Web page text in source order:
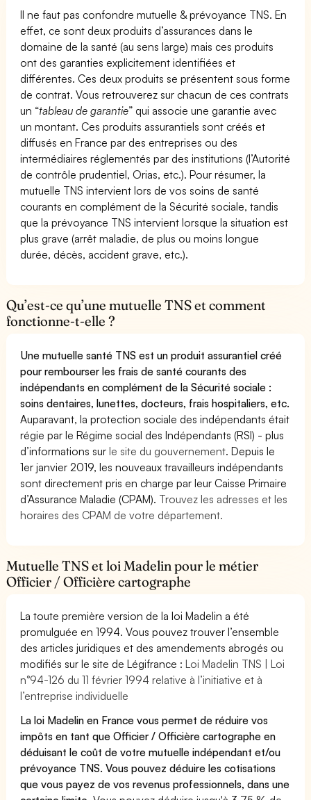
Il ne faut pas confondre mutuelle & prévoyance TNS. En
effet, ce sont deux produits d’assurances dans le
domaine de la santé (au sens large) mais ces produits
ont des garanties explicitement identifiées et
différentes. Ces deux produits se présentent sous forme
de contrat. Vous retrouverez sur chacun de ces contrats
un “tableau de garantie” qui associe une garantie avec
un montant. Ces produits assurantiels sont créés et
diffusés en France par des entreprises ou des
intermédiaires réglementés par des institutions (l’Autorité
de contrôle prudentiel, Orias, etc.). Pour résumer, la
mutuelle TNS intervient lors de vos soins de santé
courants en complément de la Sécurité sociale, tandis
que la prévoyance TNS intervient lorsque la situation est
plus grave (arrêt maladie, de plus ou moins longue
durée, décès, accident grave, etc.).
Qu’est-ce qu’une mutuelle TNS et comment
fonctionne-t-elle ?
Une mutuelle santé TNS est un produit assurantiel créé
pour rembourser les frais de santé courants des
indépendants en complément de la Sécurité sociale :
soins dentaires, lunettes, docteurs, frais hospitaliers, etc.
Auparavant, la protection sociale des indépendants était
régie par le Régime social des Indépendants (RSI) - plus
d’informations surle site du gouvernement. Depuis le
1er janvier 2019, les nouveaux travailleurs indépendants
sont directement pris en charge par leur Caisse Primaire
d’Assurance Maladie (CPAM). Trouvez les adresses et les
horaires des CPAM de votre département.
Mutuelle TNS et loi Madelin pour le métier
Officier / Officière cartographe
La toute première version de la loi Madelin a été
promulguée en 1994. Vous pouvez trouver l’ensemble
des articles juridiques et des amendements abrogés ou
modifiés sur le site de Légifrance :Loi Madelin TNS | Loi
n°94-126 du 11 février 1994 relative à l’initiative et à
l’entreprise individuelle
La loi Madelin en France vous permet de réduire vos
impôts en tant que Officier / Officière cartographe en
déduisant le coût de votre mutuelle indépendant et/ou
prévoyance TNS. Vous pouvez déduire les cotisations
que vous payez de vos revenus professionnels, dans une